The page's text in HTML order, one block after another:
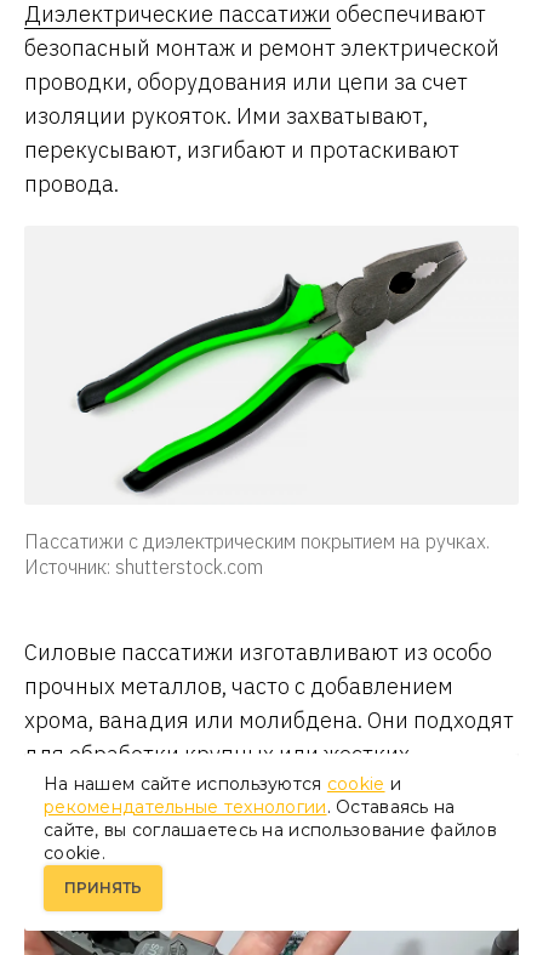
Диэлектрические пассатижи обеспечивают
безопасный монтаж и ремонт электрической
проводки, оборудования или цепи за счет
изоляции рукояток. Ими захватывают,
перекусывают, изгибают и протаскивают
провода.
Пассатижи с диэлектрическим покрытием на ручках.
Источник: shutterstock.com
Силовые пассатижи изготавливают из особо
прочных металлов, часто с добавлением
хрома, ванадия или молибдена. Они подходят
для обработки крупных или жестких
элементов, где требуется надежный захват с
усилием. Ручки обычно удлиненные для
повышения рычажного эффекта.
На нашем сайте используются cookie и
рекомендательные технологии. Оставаясь на
сайте, вы соглашаетесь на использование файлов
cookie.
ПРИНЯТЬ